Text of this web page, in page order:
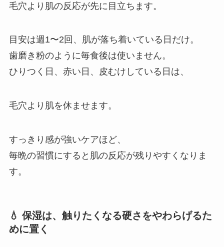
毛穴より肌の反応が先に目立ちます。
目安は週1〜2回、肌が落ち着いている日だけ。
歯磨き粉のように毎食後は使いません。
ひりつく日、赤い日、皮むけしている日は、
毛穴より肌を休ませます。
すっきり感が強いケアほど、
毎晩の習慣にすると肌の反応が残りやすくなりま
す。
💧 保湿は、触りたくなる硬さをやわらげるた
めに置く